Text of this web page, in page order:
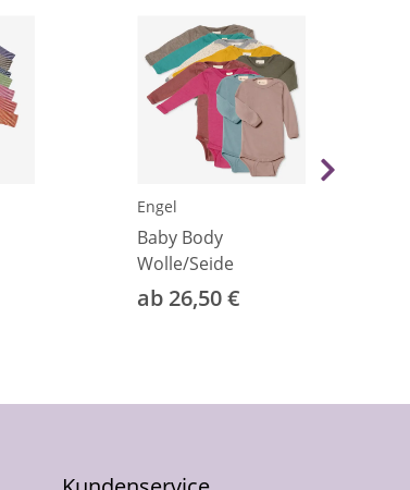
Engel
Baby Body
Wolle/Seide
ab 26,50 €